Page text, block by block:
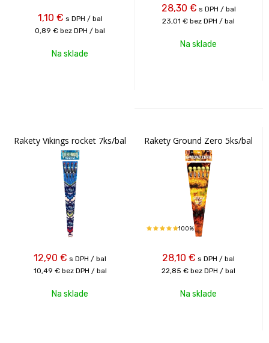
1,10 € s DPH / bal
0,89 € bez DPH / bal
Na sklade
28,30 € s DPH / bal
23,01 € bez DPH / bal
Na sklade
Rakety Vikings rocket 7ks/bal
12,90 € s DPH / bal
10,49 € bez DPH / bal
Na sklade
Rakety Ground Zero 5ks/bal
100%
28,10 € s DPH / bal
22,85 € bez DPH / bal
Na sklade